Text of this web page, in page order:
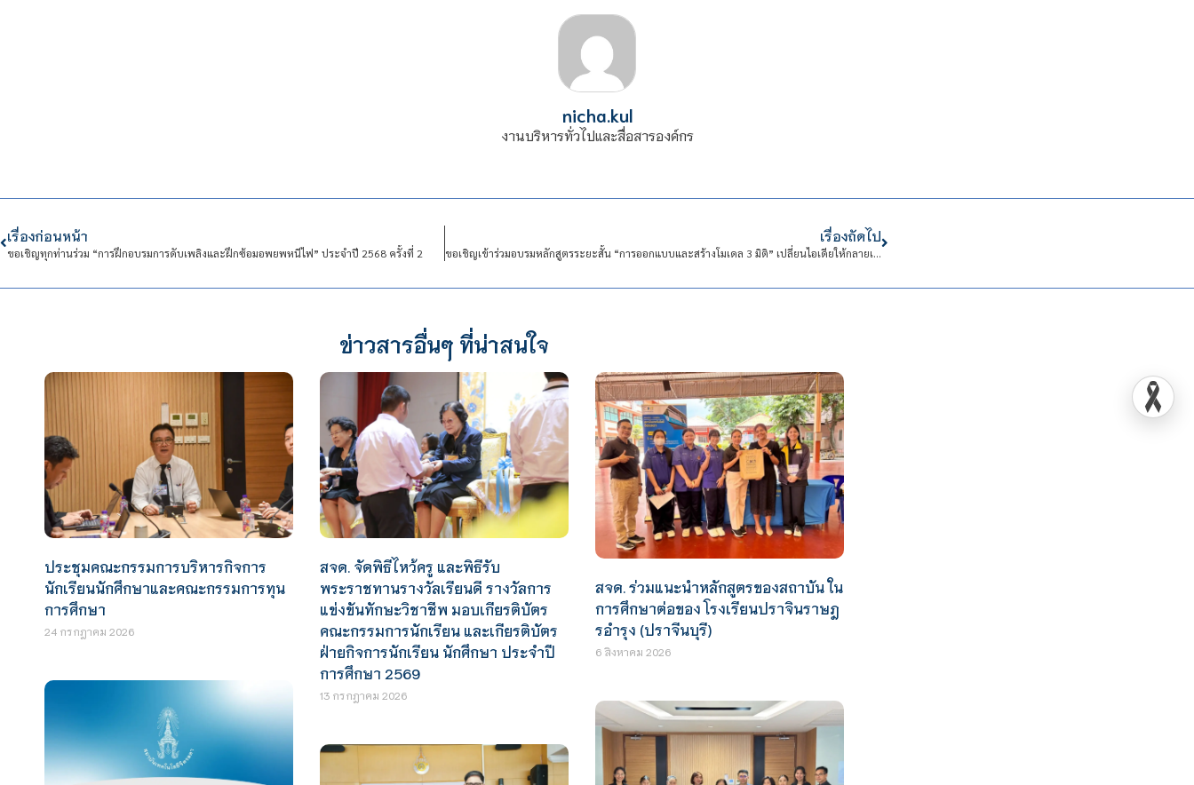
nicha.kul
งานบริหารทั่วไปและสื่อสารองค์กร
เรื่องก่อนหน้า
ขอเชิญทุกท่านร่วม “การฝึกอบรมการดับเพลิงและฝึกซ้อมอพยพหนีไฟ” ประจำปี 2568 ครั้งที่ 2
เรื่องถัดไป
ขอเชิญเข้าร่วมอบรมหลักสูตรระยะสั้น “การออกแบบและสร้างโมเดล 3 มิติ” เปลี่ยนไอเดียให้กลายเป็นโมเดลจริง!
ข่าวสารอื่นๆ ที่น่าสนใจ
ประชุมคณะกรรมการบริหารกิจการ
นักเรียนนักศึกษาและคณะกรรมการทุน
การศึกษา
24 กรกฎาคม 2026
สจด. จัดพิธีไหว้ครู และพิธีรับ
พระราชทานรางวัลเรียนดี รางวัลการ
แข่งขันทักษะวิชาชีพ มอบเกียรติบัตร
คณะกรรมการนักเรียน และเกียรติบัตร
ฝ่ายกิจการนักเรียน นักศึกษา ประจำปี
การศึกษา 2569
13 กรกฎาคม 2026
สจด. ร่วมแนะนำหลักสูตรของสถาบัน ใน
การศึกษาต่อของ โรงเรียนปราจินราษฎ
รอำรุง (ปราจีนบุรี)
6 สิงหาคม 2026